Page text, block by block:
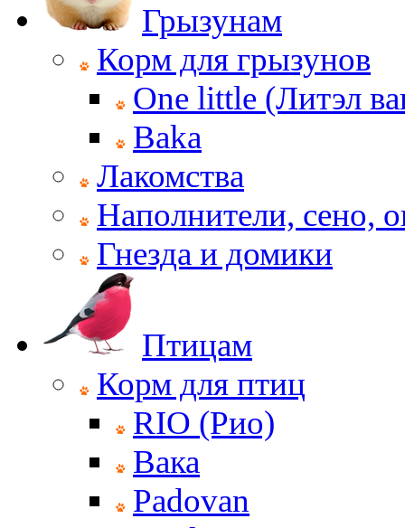
Грызунам
Корм для грызунов
One little (Литэл
Baka
Лакомства
Наполнители, сено,
Гнезда и домики
Птицам
Корм для птиц
RIO (Рио)
Вака
Padovan